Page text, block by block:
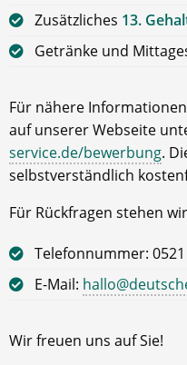
Zusätzliches 13.
Getränke und
Für nähere
auf unserer Webseite
service.de/bewerbung.
selbstverständlich
Für Rückfragen stehen
Telefonnummer:
E-Mail:
Wir freuen uns auf Sie!